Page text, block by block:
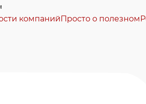
компанийПросто о полезном